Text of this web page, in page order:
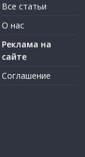
Все статьи
О нас
Реклама на
сайте
Соглашение